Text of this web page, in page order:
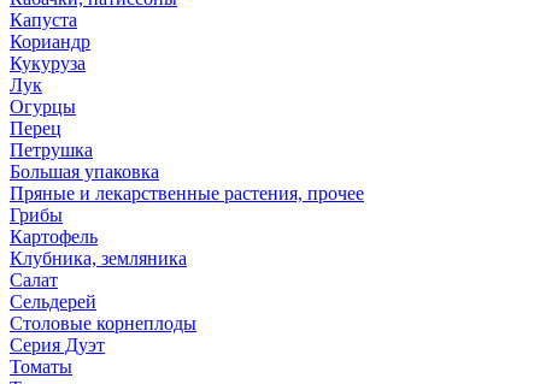
Капуста
Кориандр
Кукуруза
Лук
Огурцы
Перец
Петрушка
Большая упаковка
Пряные и лекарственные растения, прочее
Грибы
Картофель
Клубника, земляника
Салат
Сельдерей
Столовые корнеплоды
Серия Дуэт
Томаты